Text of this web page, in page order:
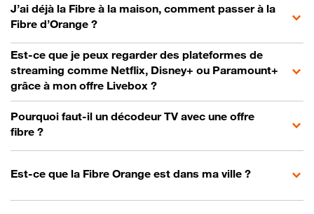
J’ai déjà la Fibre à la maison, comment passer à la
Fibre d’Orange ?
Est-ce que je peux regarder des plateformes de
streaming comme Netflix, Disney+ ou Paramount+
grâce à mon offre Livebox ?
Pourquoi faut-il un décodeur TV avec une offre
fibre ?
Est-ce que la Fibre Orange est dans ma ville ?